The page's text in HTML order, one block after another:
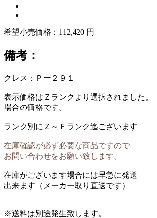
希望小売価格：112,420 円
備考：
クレス：Ｐー２９１
表示価格はＺランクより選択されました。
場合の価格です。
ランク別にＺ～Ｆランク迄ございます
在庫確認が必ず必要な商品ですので
お問い合わせをお願い致します。
在庫がございます場合には早急に発送
出来ます（メーカー取り直送です）
※送料は別途発生致します。